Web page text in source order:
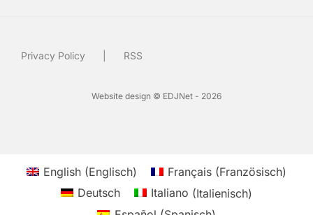
Privacy Policy RSS
Website design © EDJNet - 2026
English (Englisch) Français (Französisch)
Deutsch
Italiano (Italienisch)